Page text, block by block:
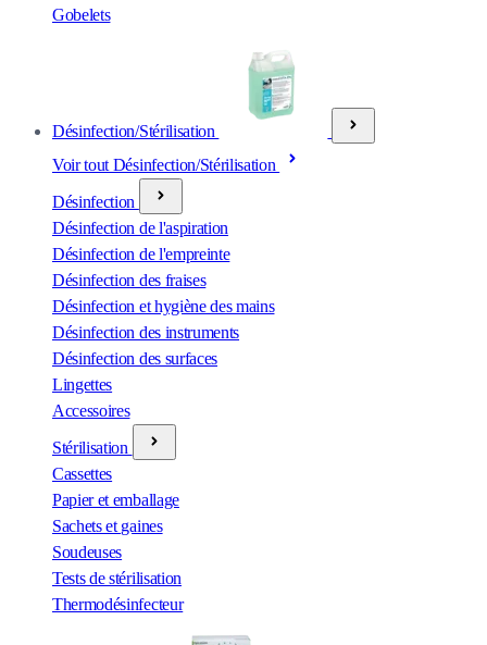
Gobelets
Désinfection/Stérilisation
Voir tout Désinfection/Stérilisation
Désinfection
Désinfection de l'aspiration
Désinfection de l'empreinte
Désinfection des fraises
Désinfection et hygiène des mains
Désinfection des instruments
Désinfection des surfaces
Lingettes
Accessoires
Stérilisation
Cassettes
Papier et emballage
Sachets et gaines
Soudeuses
Tests de stérilisation
Thermodésinfecteur